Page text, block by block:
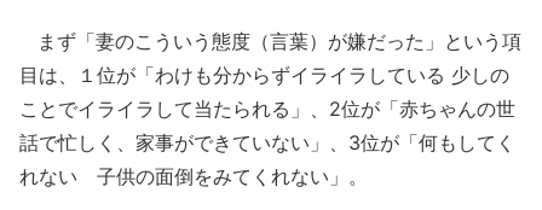
まず「妻のこういう態度（言葉）が嫌だった」という項
目は、１位が「わけも分からずイライラしている 少しの
ことでイライラして当たられる」、2位が「赤ちゃんの世
話で忙しく、家事ができていない」、3位が「何もしてく
れない 子供の面倒をみてくれない」。